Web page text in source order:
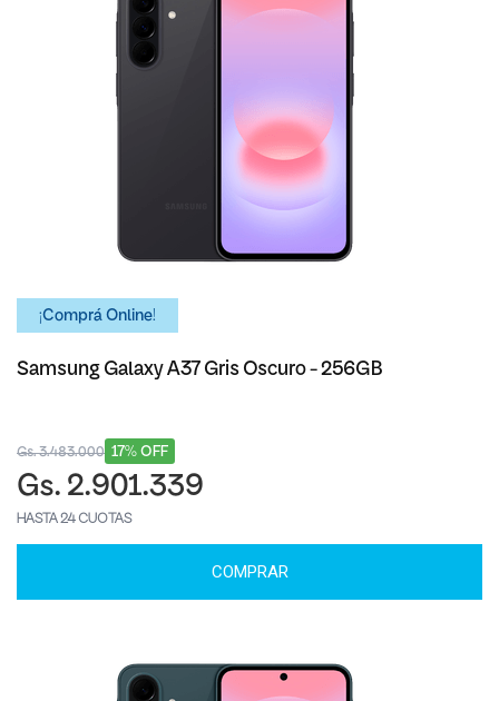
¡Comprá Online!
Samsung Galaxy A37 Gris Oscuro - 256GB
17% OFF
Gs. 3.483.000
Gs. 2.901.339
HASTA 24 CUOTAS
COMPRAR